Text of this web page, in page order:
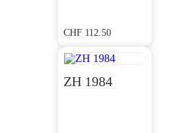
CHF 112.50
ZH 1984